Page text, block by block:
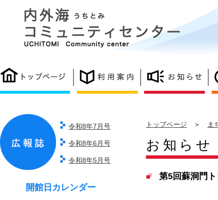
令和8年7月号
令和8年6月号
令和8年5月号
開館日カレンダー
トップページ ＞ ま
お知らせ
第5回蘇洞門